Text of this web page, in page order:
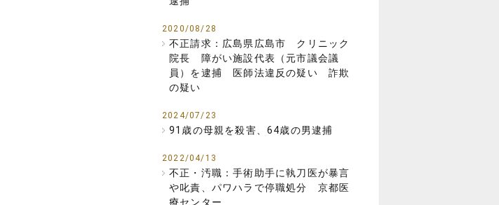
2020/08/28
不正請求：広島県広島市 クリニック
院長 障がい施設代表（元市議会議
員）を逮捕 医師法違反の疑い 詐欺
の疑い
2024/07/23
91歳の母親を殺害、64歳の男逮捕
2022/04/13
不正・汚職：手術助手に執刀医が暴言
や叱責、パワハラで停職処分 京都医
療センター